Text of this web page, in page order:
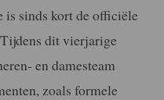
is sinds kort de officiële
dit vierjarige
en damesteam
zoals formele